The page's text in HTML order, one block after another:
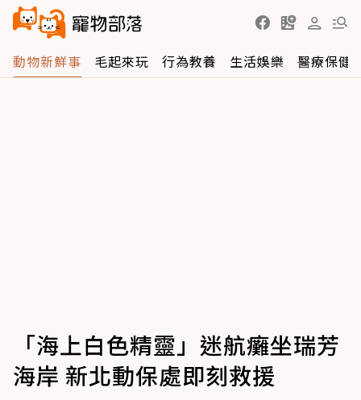
動物新鮮事 毛起來玩 行為教養 生活娛樂 醫療保健
「海上白色精靈」迷航癱坐瑞芳
海岸 新北動保處即刻救援